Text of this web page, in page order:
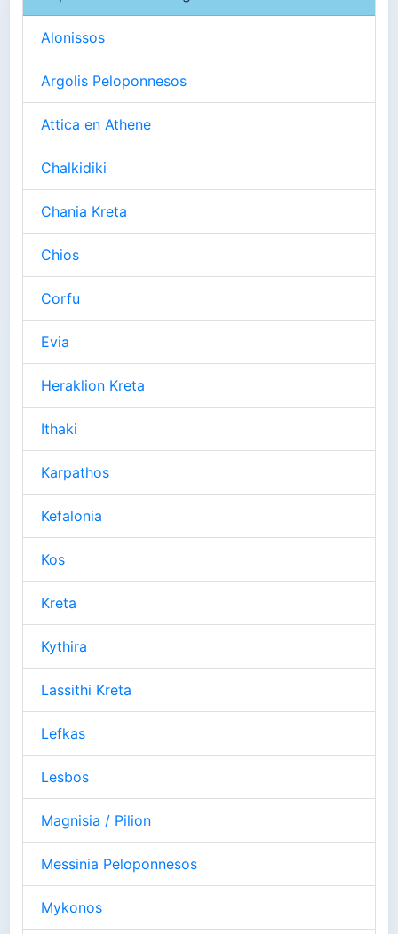
Alonissos
Argolis Peloponnesos
Attica en Athene
Chalkidiki
Chania Kreta
Chios
Corfu
Evia
Heraklion Kreta
Ithaki
Karpathos
Kefalonia
Kos
Kreta
Kythira
Lassithi Kreta
Lefkas
Lesbos
Magnisia / Pilion
Messinia Peloponnesos
Mykonos